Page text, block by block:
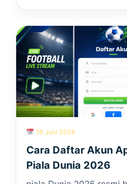
18 Juni 2026
Cara Daftar Akun
Piala Dunia 2026